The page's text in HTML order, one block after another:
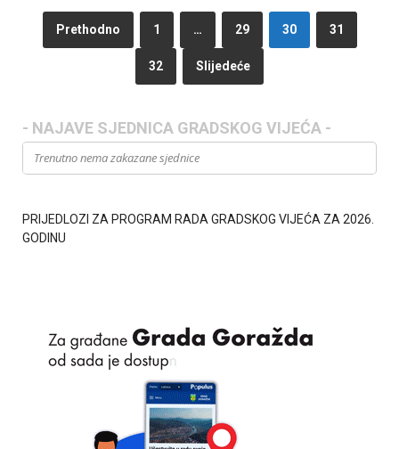
Prethodno 1 … 29 30 31
32 Slijedeće
- NAJAVE SJEDNICA GRADSKOG VIJEĆA -
Trenutno nema zakazane sjednice
PRIJEDLOZI ZA PROGRAM RADA GRADSKOG VIJEĆA ZA 2026.
GODINU